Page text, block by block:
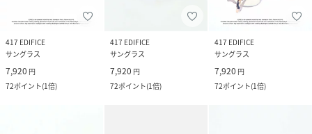
417 EDIFICE
サングラス
7,920 円
72ポイント(1倍)
417 EDIFICE
サングラス
7,920 円
72ポイント(1倍)
417 EDIFICE
サングラス
7,920 円
72ポイント(1倍)